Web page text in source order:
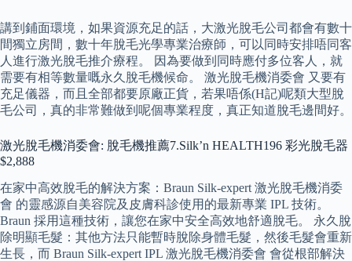
講到鋪面環境，如果資源充足的話，大激光脫毛公司都會有數十
間獨立房間，數十年脫毛光學專業治療師，可以同時安排唔同客
人進行激光脫毛推介療程。 因為要做到同時應付多位客人，就
需要有相等數量嘅永久脫毛機候命。 激光脫毛機消委會 又要有
充足儀器，而且全部都要原廠正貨，若果唔係(H記)呢類大型脫
毛公司，真的非常難做到呢個專業程度，真正知道脫毛邊間好。
激光脫毛機消委會: 脫毛機推薦7.Silk’n HEALTH196 彩光脫毛器
$2,888
在家中高效脫毛的解決方案：Braun Silk-expert 激光脫毛機消委
會 的靈感源自美容院及皮膚科診使用的最新專業 IPL 技術。
Braun 採用這種技術，讓您在家中安全高效地舒適脫毛。 永久脫
除明顯毛髮：其他方法只能暫時脫除身體毛髮，然後毛髮會重新
生長，而 Braun Silk-expert IPL 激光脫毛機消委會 會從根部解決